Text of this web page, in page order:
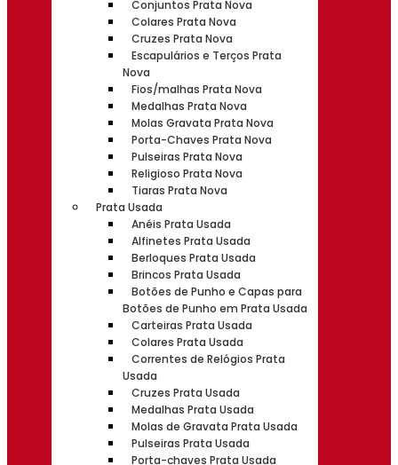
Conjuntos Prata Nova
Colares Prata Nova
Cruzes Prata Nova
Escapulários e Terços Prata
Nova
Fios/malhas Prata Nova
Medalhas Prata Nova
Molas Gravata Prata Nova
Porta-Chaves Prata Nova
Pulseiras Prata Nova
Religioso Prata Nova
Tiaras Prata Nova
Prata Usada
Anéis Prata Usada
Alfinetes Prata Usada
Berloques Prata Usada
Brincos Prata Usada
Botões de Punho e Capas para
Botões de Punho em Prata Usada
Carteiras Prata Usada
Colares Prata Usada
Correntes de Relógios Prata
Usada
Cruzes Prata Usada
Medalhas Prata Usada
Molas de Gravata Prata Usada
Pulseiras Prata Usada
Porta-chaves Prata Usada